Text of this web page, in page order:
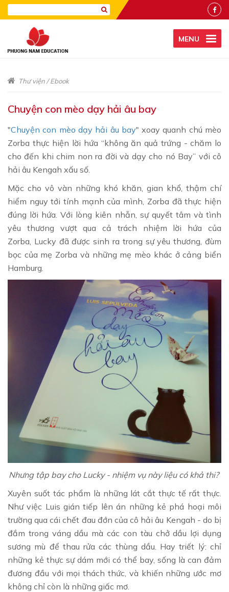
MENU
Thư viện/Ebook
Chuyện con mèo dạy hải âu bay
"Chuyện con mèo dạy hải âu bay" xoay quanh chú mèo
Zorba thực hiện lời hứa “không ăn quả trứng - chăm lo
cho đến khi chim non ra đời và dạy cho nó Bay” với cô
hải âu Kengah xấu số.
Mặc cho vô vàn những khó khăn, gian khổ, thậm chí
hiểm nguy tới tính mạnh của mình, Zorba đã thực hiện
đúng lời hứa. Với lòng kiên nhẫn, sự quyết tâm và tình
yêu thương vượt qua cả trách nhiệm lời hứa của
Zorba, Lucky đã được sinh ra trong sự yêu thương, đùm
bọc của mẹ Zorba và những mẹ mèo khác ở cảng biển
Hamburg.
Nhưng tập bay cho Lucky - nhiệm vụ này liệu có khả thi?
Xuyên suốt tác phẩm là những lát cắt thực tế rất thực.
Như việc Luis gián tiếp lên án những kẻ phá hoại môi
trường qua cái chết đau đớn của cô hải âu Kengah - do bị
đắm trong váng dầu mà các con tàu chở dầu lợi dụng
sương mù để thau rửa các thùng dầu. Hay triết lý: chỉ
những kẻ thực sự dám mới có thể bay, sống là can đảm
đương đầu với mọi thách thức, và khiến những ước mơ
không chỉ còn là những giấc mơ.